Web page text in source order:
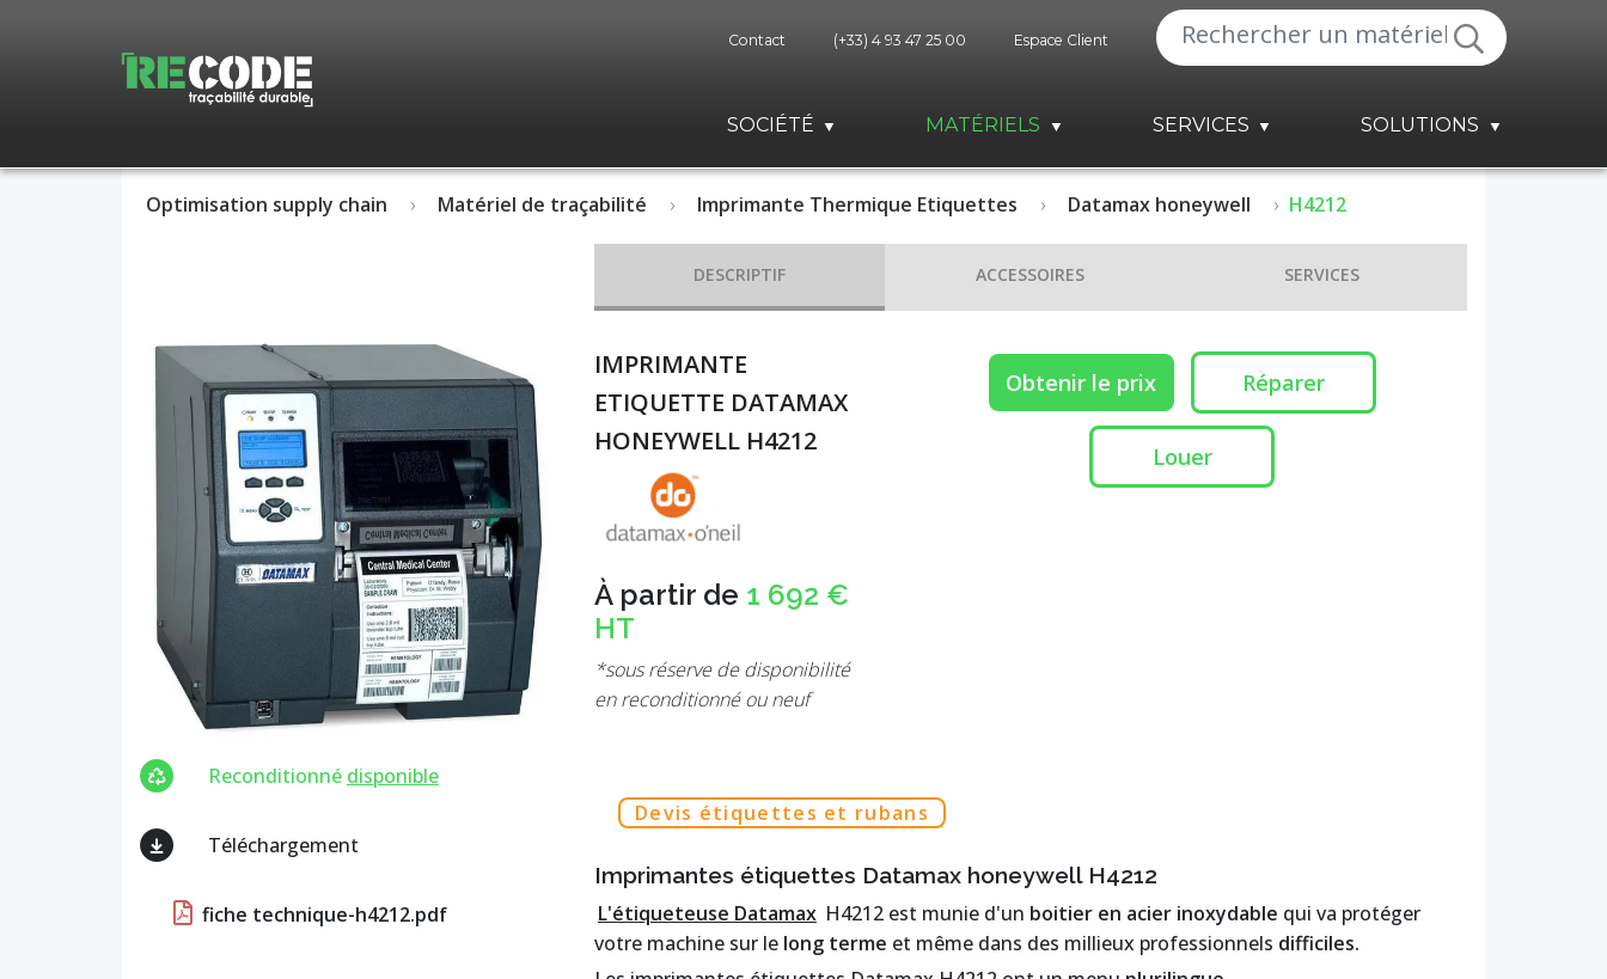
Contact (+33) 4 93 47 25 00 Espace Client
SOCIÉTÉ MATÉRIELS SERVICES SOLUTIONS
Optimisation supply chain Matériel de traçabilité Imprimante Thermique Etiquettes Datamax honeywell H4212
Reconditionné disponible
Téléchargement
fiche technique-h4212.pdf
DESCRIPTIF ACCESSOIRES SERVICES
IMPRIMANTE
ETIQUETTE DATAMAX
HONEYWELL H4212
À partir de 1 692 €
HT
*sous réserve de disponibilité
en reconditionné ou neuf
Obtenir le prix Réparer
Louer
Devis étiquettes et rubans
Imprimantes étiquettes Datamax honeywell H4212
L'étiqueteuse Datamax H4212 est munie d'un boitier en acier inoxydable qui va protéger
votre machine sur le long terme et même dans des millieux professionnels difficiles.